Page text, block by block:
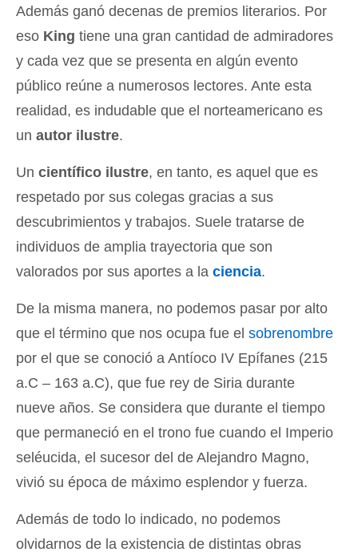
Además ganó decenas de premios literarios. Por
eso King tiene una gran cantidad de admiradores
y cada vez que se presenta en algún evento
público reúne a numerosos lectores. Ante esta
realidad, es indudable que el norteamericano es
un autor ilustre.
Un científico ilustre, en tanto, es aquel que es
respetado por sus colegas gracias a sus
descubrimientos y trabajos. Suele tratarse de
individuos de amplia trayectoria que son
valorados por sus aportes a la ciencia.
De la misma manera, no podemos pasar por alto
que el término que nos ocupa fue el sobrenombre
por el que se conoció a Antíoco IV Epífanes (215
a.C – 163 a.C), que fue rey de Siria durante
nueve años. Se considera que durante el tiempo
que permaneció en el trono fue cuando el Imperio
seléucida, el sucesor del de Alejandro Magno,
vivió su época de máximo esplendor y fuerza.
Además de todo lo indicado, no podemos
olvidarnos de la existencia de distintas obras